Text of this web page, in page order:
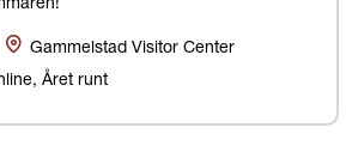
Plats
Gammelstad Visitor Center
Året runt